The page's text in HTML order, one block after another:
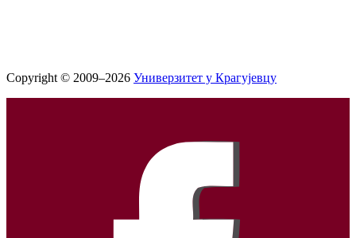
Copyright © 2009–2026 Универзитет у Крагујевцу